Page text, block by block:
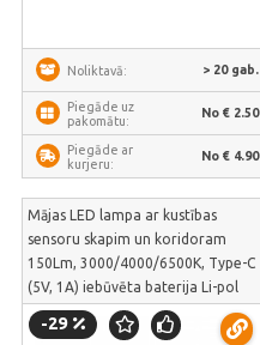
Noliktavā: > 20 gab.
Piegāde uz
pakomātu:
No € 2.50
Piegāde ar
kurjeru:
No € 4.90
Mājas LED lampa ar kustības
sensoru skapim un koridoram
150Lm, 3000/4000/6500K, Type-C
(5V, 1A) iebūvēta baterija Li-pol
3.7V 2200mAh, VIDEX VL-NL013W-
SR – automātiska mēbeļu gaisma |
-29